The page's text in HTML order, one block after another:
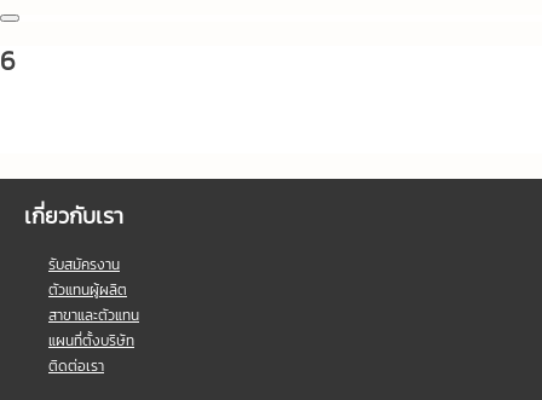
6
เกี่ยวกับเรา
รับสมัครงาน
ตัวแทนผู้ผลิต
สาขาและตัวแทน
แผนที่ตั้งบริษัท
ติดต่อเรา